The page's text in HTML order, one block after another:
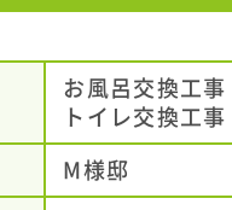
お風呂交換工事
トイレ交換工事
M様邸